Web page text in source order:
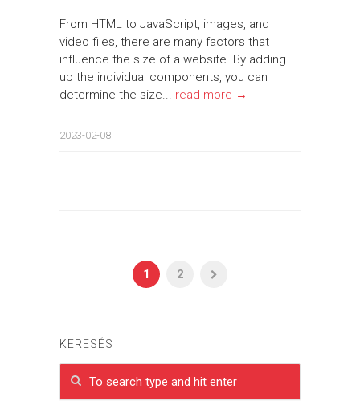
From HTML to JavaScript, images, and
video files, there are many factors that
influence the size of a website. By adding
up the individual components, you can
determine the size... read more →
2023-02-08
1 2
KERESÉS